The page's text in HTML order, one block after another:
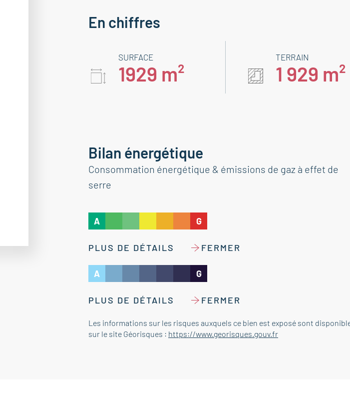
En chiffres
SURFACE
1929 m²
TERRAIN
1 929 m²
Bilan énergétique
Consommation énergétique & émissions de gaz à effet de
serre
A G
PLUS DE DÉTAILS FERMER
A G
PLUS DE DÉTAILS FERMER
Les informations sur les risques auxquels ce bien est exposé sont
sur le site Géorisques : https://www.georisques.gouv.fr